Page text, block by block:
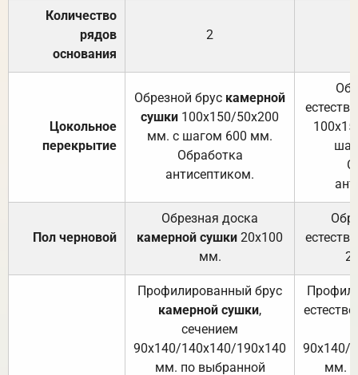
Количество
рядов
основания
2
Цокольное
перекрытие
Обрезной брус камерной
сушки 100х150/50х200
мм. с шагом 600 мм.
Обработка
антисептиком.
Пол черновой
Обрезная доска
камерной сушки 20х100
мм.
Профилированный брус
камерной сушки,
сечением
90х140/140х140/190х140
мм. по выбранной
90х140/
мм.